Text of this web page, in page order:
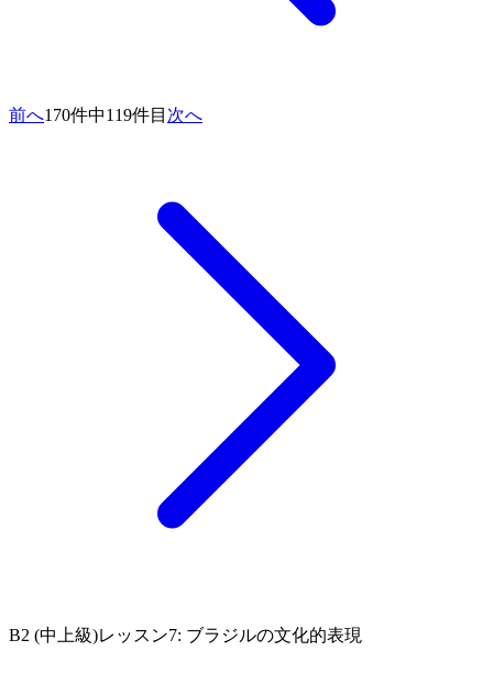
前へ170件中119件目 次へ
B2 (中上級)レッスン7: ブラジルの文化的表現